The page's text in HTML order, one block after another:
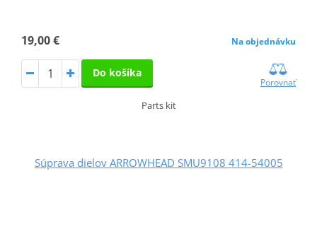
19,00 € Na objednávku
Do košíka
Porovnať
Parts kit
Súprava dielov ARROWHEAD SMU9108 414-54005